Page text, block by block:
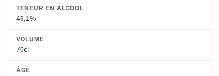
TENEUR EN ALCOOL
46,1%
VOLUME
70cl
ÂGE